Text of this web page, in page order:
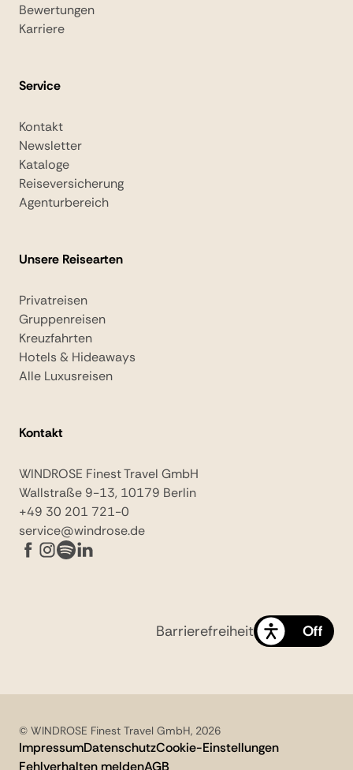
Bewertungen
Karriere
Service
Kontakt
Newsletter
Kataloge
Reiseversicherung
Agenturbereich
Unsere Reisearten
Privatreisen
Gruppenreisen
Kreuzfahrten
Hotels & Hideaways
Alle Luxusreisen
Kontakt
WINDROSE Finest Travel GmbH
Wallstraße 9-13, 10179 Berlin
+49 30 201 721-0
service@windrose.de
Barrierefreiheit On Off
© WINDROSE Finest Travel GmbH, 2026
ImpressumDatenschutzCookie-Einstellungen
Fehlverhalten meldenAGB